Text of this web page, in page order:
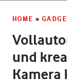
HOME »
und
Kamera